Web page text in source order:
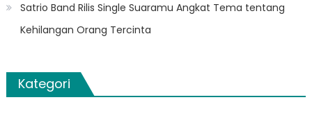
Satrio Band Rilis Single Suaramu Angkat Tema tentang
Kehilangan Orang Tercinta
Kategori